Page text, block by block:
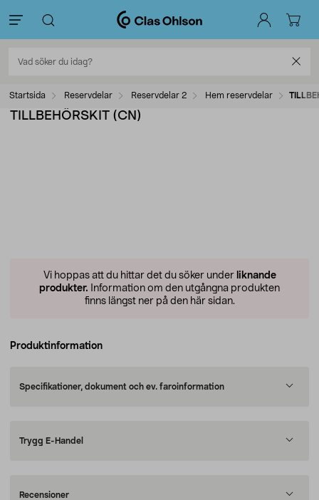
Startsida Reservdelar Reservdelar 2 Hem reservdelar
TILLBEHÖRSKIT (CN)
Vi hoppas att du hittar det du söker under liknande
produkter. Information om den utgångna produkten
finns längst ner på den här sidan.
Produktinformation
Specifikationer, dokument och ev. faroinformation
Trygg E-Handel
Recensioner